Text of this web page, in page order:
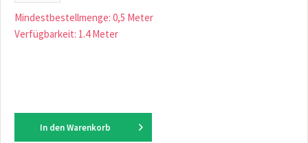
Mindestbestellmenge: 0,5 Meter
Verfügbarkeit: 1.4 Meter
In den Warenkorb